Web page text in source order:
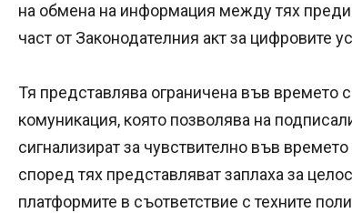
на обмена на информация между тях
част от Законодателния акт за цифровите
Тя представлява ограничена във времето
комуникация, която позволява на
сигнализират за чувствително във
според тях представляват заплаха за
платформите в съответствие с техните